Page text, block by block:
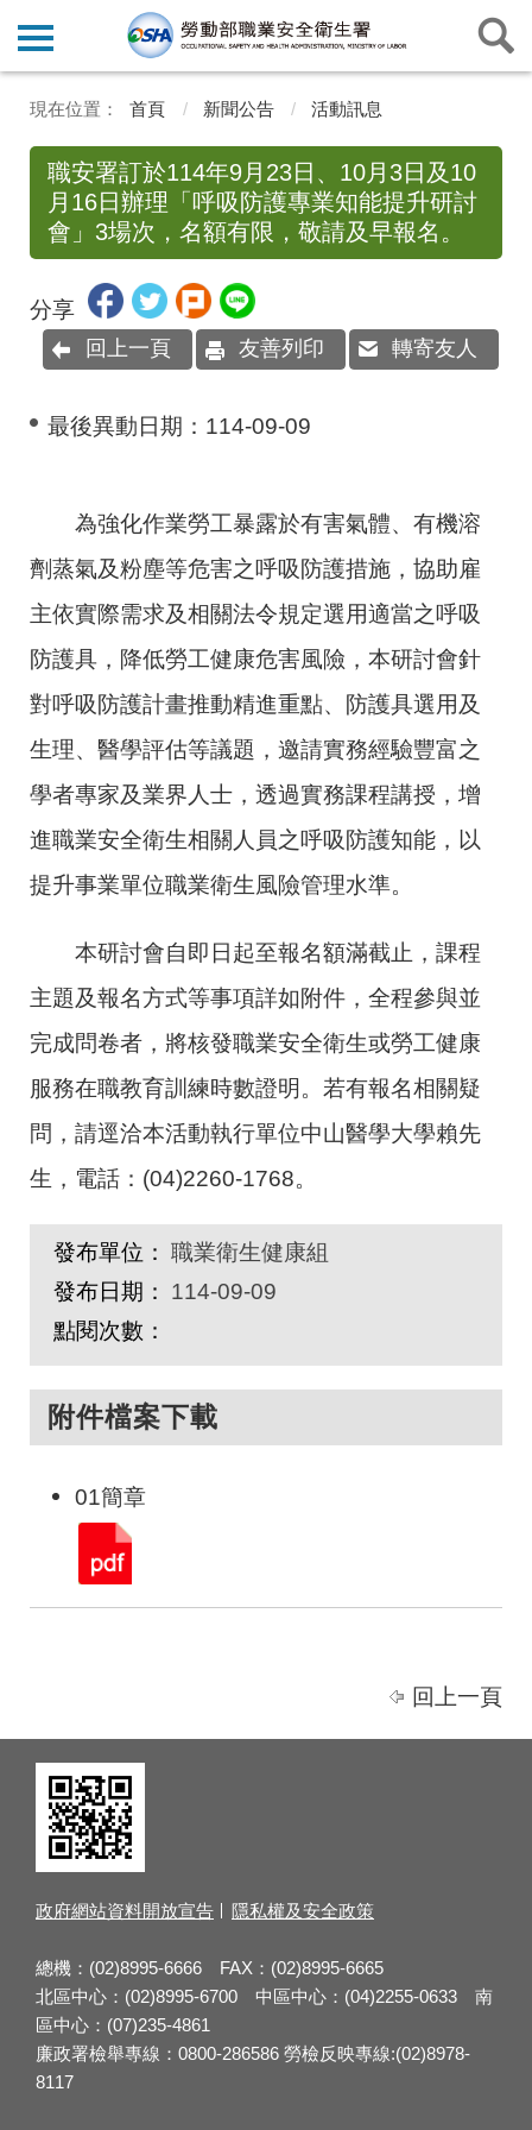
首頁 新聞公告 活動訊息
職安署訂於114年9月23日、10月3日及10
月16日辦理「呼吸防護專業知能提升研討
會」3場次，名額有限，敬請及早報名。
分享
回上一頁 友善列印 轉寄友人
最後異動日期： 114-09-09
為強化作業勞工暴露於有害氣體、有機溶
劑蒸氣及粉塵等危害之呼吸防護措施，協助雇
主依實際需求及相關法令規定選用適當之呼吸
防護具，降低勞工健康危害風險，本研討會針
對呼吸防護計畫推動精進重點、防護具選用及
生理、醫學評估等議題，邀請實務經驗豐富之
學者專家及業界人士，透過實務課程講授，增
進職業安全衛生相關人員之呼吸防護知能，以
提升事業單位職業衛生風險管理水準。
本研討會自即日起至報名額滿截止，課程
主題及報名方式等事項詳如附件，全程參與並
完成問卷者，將核發職業安全衛生或勞工健康
服務在職教育訓練時數證明。若有報名相關疑
問，請逕洽本活動執行單位中山醫學大學賴先
生，電話：(04)2260-1768。
發布單位： 職業衛生健康組
發布日期：
114-09-09
點閱次數：
附件檔案下載
01簡章
回上一頁
政府網站資料開放宣告 隱私權及安全政策
總機：(02)8995-6666 FAX：(02)8995-6665
北區中心：(02)8995-6700 中區中心：(04)2255-0633 南
區中心：(07)235-4861
廉政署檢舉專線：0800-286586 勞檢反映專線:(02)8978-
8117